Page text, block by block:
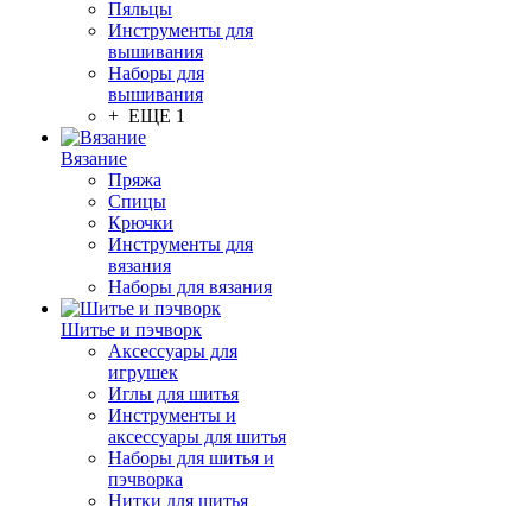
Пяльцы
Инструменты для
вышивания
Наборы для
вышивания
+ ЕЩЕ 1
Вязание
Пряжа
Спицы
Крючки
Инструменты для
вязания
Наборы для вязания
Шитье и пэчворк
Аксессуары для
игрушек
Иглы для шитья
Инструменты и
аксессуары для шитья
Наборы для шитья и
пэчворка
Нитки для шитья